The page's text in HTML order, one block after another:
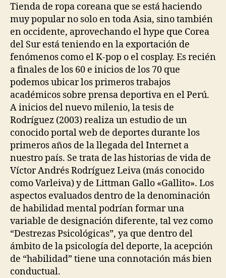
Tienda de ropa coreana que se está haciendo
muy popular no solo en toda Asia, sino también
en occidente, aprovechando el hype que Corea
del Sur está teniendo en la exportación de
fenómenos como el K-pop o el cosplay. Es recién
a finales de los 60 e inicios de los 70 que
podemos ubicar los primeros trabajos
académicos sobre prensa deportiva en el Perú.
A inicios del nuevo milenio, la tesis de
Rodríguez (2003) realiza un estudio de un
conocido portal web de deportes durante los
primeros años de la llegada del Internet a
nuestro país. Se trata de las historias de vida de
Víctor Andrés Rodríguez Leiva (más conocido
como Varleiva) y de Littman Gallo «Gallito». Los
aspectos evaluados dentro de la denominación
de habilidad mental podrían formar una
variable de designación diferente, tal vez como
“Destrezas Psicológicas”, ya que dentro del
ámbito de la psicología del deporte, la acepción
de “habilidad” tiene una connotación más bien
conductual.